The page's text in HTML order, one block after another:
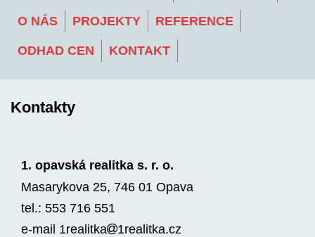
O NÁS PROJEKTY REFERENCE
ODHAD CEN KONTAKT
Kontakty
1. opavská realitka s. r. o.
Masarykova 25, 746 01 Opava
tel.: 553 716 551
e-mail 1realitka
1rea­litka.cz